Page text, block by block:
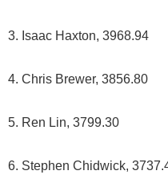
3. Isaac Haxton, 3968.94
4. Chris Brewer, 3856.80
5. Ren Lin, 3799.30
6. Stephen Chidwick,